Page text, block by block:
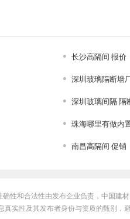
长沙高隔间 报价
深圳玻璃隔断墙
深圳玻璃间隔 隔
珠海哪里有做内
南昌高隔间 促销
性和合法性由发布企业负责，中国建
实性及其发布者身份与资质的甄别，